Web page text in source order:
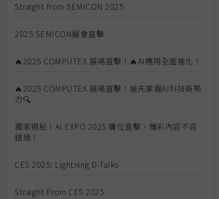
Straight from SEMICON 2025
2025 SEMICON展會直擊
🔥2025 COMPUTEX 展場直擊！🔥AI應用全面進化！
🔥2025 COMPUTEX 展場直擊！搶先掌握AI科技新勢
力🔍
獨家揭秘！AI EXPO 2025 攤位直擊，精彩內容不容
錯過！
CES 2025: Lightning D-Talks
Straight From CES 2025